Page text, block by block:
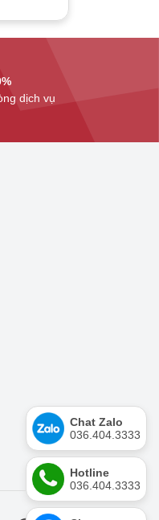
dịch vụ
Chat Zalo
036.404.3333
Hotline
036.404.3333